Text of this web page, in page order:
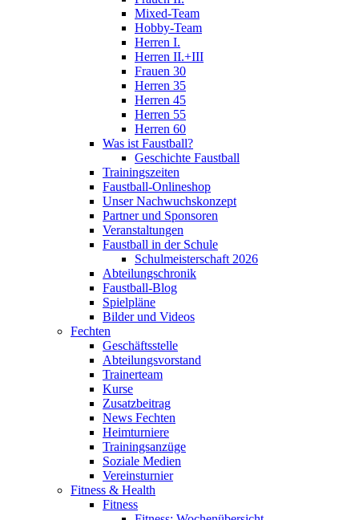
Mixed-Team
Hobby-Team
Herren I.
Herren II.+III
Frauen 30
Herren 35
Herren 45
Herren 55
Herren 60
Was ist Faustball?
Geschichte Faustball
Trainingszeiten
Faustball-Onlineshop
Unser Nachwuchskonzept
Partner und Sponsoren
Veranstaltungen
Faustball in der Schule
Schulmeisterschaft 2026
Abteilungschronik
Faustball-Blog
Spielpläne
Bilder und Videos
Fechten
Geschäftsstelle
Abteilungsvorstand
Trainerteam
Kurse
Zusatzbeitrag
News Fechten
Heimturniere
Trainingsanzüge
Soziale Medien
Vereinsturnier
Fitness & Health
Fitness